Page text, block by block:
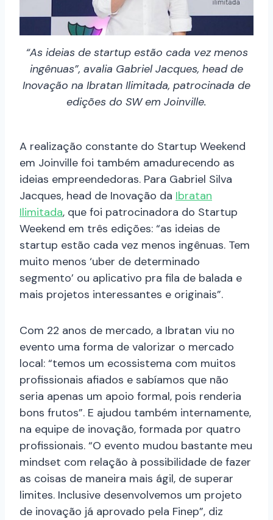
“As ideias de startup estão cada vez menos
ingênuas”, avalia Gabriel Jacques, head de
Inovação na Ibratan Ilimitada, patrocinada de
edições do SW em Joinville.
A realização constante do Startup Weekend
em Joinville foi também amadurecendo as
ideias empreendedoras. Para Gabriel Silva
Jacques, head de Inovação da Ibratan
Ilimitada, que foi patrocinadora do Startup
Weekend em três edições: “as ideias de
startup estão cada vez menos ingênuas. Tem
muito menos ‘uber de determinado
segmento’ ou aplicativo pra fila de balada e
mais projetos interessantes e originais”.
Com 22 anos de mercado, a Ibratan viu no
evento uma forma de valorizar o mercado
local: “temos um ecossistema com muitos
profissionais afiados e sabíamos que não
seria apenas um apoio formal, pois renderia
bons frutos”. E ajudou também internamente,
na equipe de inovação, formada por quatro
profissionais. “O evento mudou bastante meu
mindset com relação à possibilidade de fazer
as coisas de maneira mais ágil, de superar
limites. Inclusive desenvolvemos um projeto
de inovação já aprovado pela Finep”, diz